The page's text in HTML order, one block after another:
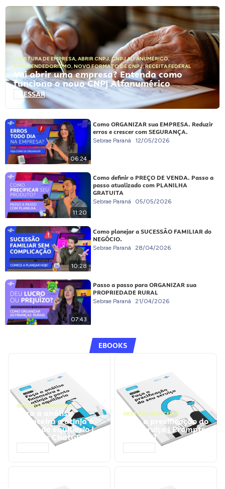
ABERTURA DE EMPRESA, ABRIR CNPJ,CNPJ ALFANUMÉRICO,
EMPREENDEDORISMO, NOVO FORMATO DE CNPJ,RECEITA FEDERAL
Vai abrir uma empresa? Entenda como
funciona o novo CNPJ Alfanumérico
ACESSAR
06:24
Como ORGANIZAR sua EMPRESA. Reduzir
erros e crescer com SEGURANÇA.
Sebrae Paraná 12/05/2026
11:20
Como definir o PREÇO DE VENDA. Passo a
passo atualizado com PLANILHA
GRATUITA
Sebrae Paraná 05/05/2026
10:28
Como planejar a SUCESSÃO FAMILIAR do
NEGÓCIO.
Sebrae Paraná 28/04/2026
07:43
Passo a passo para ORGANIZAR sua
PROPRIEDADE RURAL
Sebrae Paraná 21/04/2026
EBOOKS
GESTÃO FINANCEIRA
Faça a análise
financeira e atinja o
ponto de equilíbrio |
Prompts ChatGPT
GESTÃO FINANCEIRA
Faça a precificação do
seu serviço | Prompts
ChatGPT